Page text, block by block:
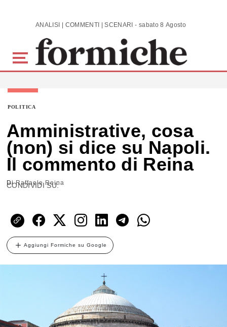
Skip to main content ANALISI | COMMENTI | SCENARI - sabato 8 Agosto 2026
POLITICA
Amministrative, cosa
(non) si dice su Napoli.
Il commento di Reina
DiRaffaele Reina
CONDIVIDI SU:
Aggiungi Formiche su Google